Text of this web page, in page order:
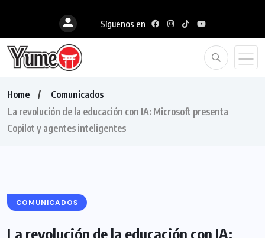
Síguenos en
Home
Comunicados
La revolución de la educación con IA: Microsoft presenta
Copilot y agentes inteligentes
COMUNICADOS
La revolución de la educación con IA: